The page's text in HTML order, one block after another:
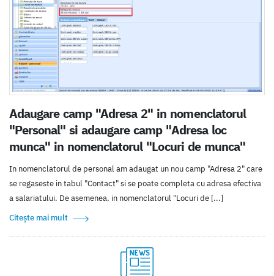
Adaugare camp "Adresa 2" in nomenclatorul
"Personal" si adaugare camp "Adresa loc
munca" in nomenclatorul "Locuri de munca"
In nomenclatorul de personal am adaugat un nou camp "Adresa 2" care
se regaseste in tabul "Contact" si se poate completa cu adresa efectiva
a salariatului. De asemenea, in nomenclatorul "Locuri de [...]
Citește mai mult